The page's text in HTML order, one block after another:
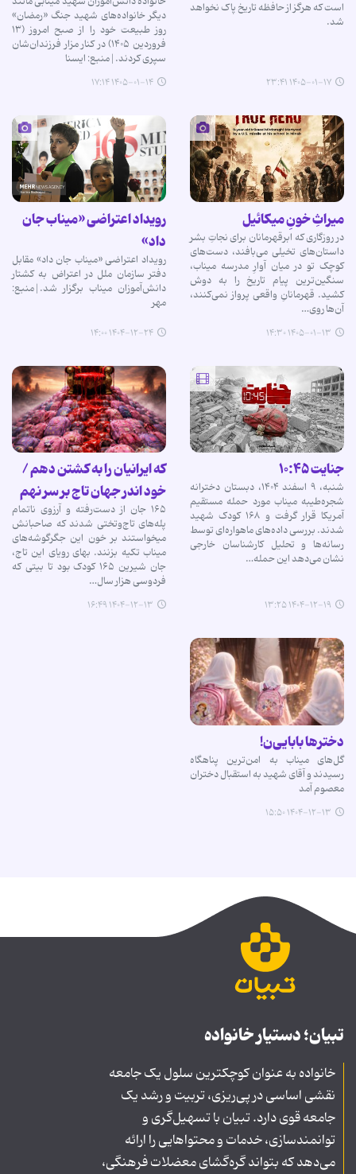
است که هرگز از حافظه تاریخ پاک نخواهد
شد.
۱۴۰۵-۰۱-۱۷ ۲۳:۴۱
دیگر خانواده‌های شهید جنگ «رمضان»
روز طبیعت خود را از صبح امروز (۱۳
فروردین ۱۴۰۵) در کنار مزار فرزندان‌شان
سپری کردند.|منبع: ایسنا
۱۴۰۵-۰۱-۱۴ ۱۷:۱۴
میراثِ خونِ میکائیل
در روزگاری که ابرقهرمانان برای نجاتِ بشر
داستان‌های تخیلی می‌بافند، دست‌های
کوچک تو در میان آوارِ مدرسه میناب،
سنگین‌ترین پیام تاریخ را به دوش
کشید. قهرمانانِ واقعی پرواز نمی‌کنند،
آن‌ها روی…
۱۴۰۵-۰۱-۱۳ ۱۴:۳۰
رویداد اعتراضی «میناب جان
داد»
رویداد اعتراضی «میناب جان داد» مقابل
دفتر سازمان ملل در اعتراض به کشتار
دانش‌آموزان میناب برگزار شد.|منبع:
مهر
۱۴۰۴-۱۲-۲۴ ۱۴:۰۰
جنایت ۱۰:۴۵
شنبه، ۹ اسفند ۱۴۰۴، دبستان دخترانه
شجره‌طیبه میناب مورد حمله مستقیم
آمریکا قرار گرفت و ۱۶۸ کودک شهید
شدند. بررسی داده‌های ماهواره‌ای توسط
رسانه‌ها و تحلیل‌ کارشناسان خارجی
نشان می‌دهد این حمله…
۱۴۰۴-۱۲-۱۹ ۱۳:۲۵
که ایرانیان را به کشتن دهم /
خود اندر جهان تاج بر سر نهم
۱۶۵ جان از دست‌رفته و آرزوی ناتمام
پله‌های تاج‌وتختی شدند که صاحبانش
میخواستند بر خون این جگرگوشه‌های‌
میناب تکیه بزنند. بهای رویای این تاج،
جان شیرین ۱۶۵ کودک بود تا بیتی که
فردوسی هزار سال…
۱۴۰۴-۱۲-۱۳ ۱۶:۴۹
دخترها بابایی‌ن!
گل‌های میناب به امن‌ترین پناهگاه
رسیدند و آقای شهید به استقبال دختران
معصوم آمد
۱۴۰۴-۱۲-۱۳ ۱۵:۵۰
تبیان؛ دستیار خانواده
خانواده به عنوان کوچکترین سلول یک جامعه
نقشی اساسی در پی‌ریزی، تربیت و رشد یک
جامعه قوی دارد. تبیان با تسهیل‌گری و
توانمندسازی، خدمات و محتواهایی را ارائه
می‌دهد که بتواند گره‌گشای معضلات فرهنگی،